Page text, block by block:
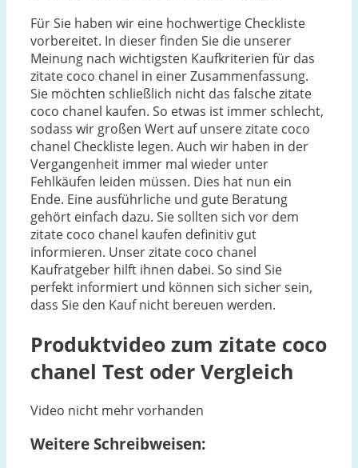
Für Sie haben wir eine hochwertige Checkliste
vorbereitet. In dieser finden Sie die unserer
Meinung nach wichtigsten Kaufkriterien für das
zitate coco chanel in einer Zusammenfassung.
Sie möchten schließlich nicht das falsche zitate
coco chanel kaufen. So etwas ist immer schlecht,
sodass wir großen Wert auf unsere zitate coco
chanel Checkliste legen. Auch wir haben in der
Vergangenheit immer mal wieder unter
Fehlkäufen leiden müssen. Dies hat nun ein
Ende. Eine ausführliche und gute Beratung
gehört einfach dazu. Sie sollten sich vor dem
zitate coco chanel kaufen definitiv gut
informieren. Unser zitate coco chanel
Kaufratgeber hilft ihnen dabei. So sind Sie
perfekt informiert und können sich sicher sein,
dass Sie den Kauf nicht bereuen werden.
Produktvideo zum zitate coco
chanel Test oder Vergleich
Video nicht mehr vorhanden
Weitere Schreibweisen: